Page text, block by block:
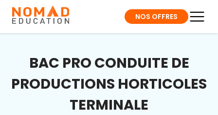
NOS OFFRES
BAC PRO CONDUITE DE
PRODUCTIONS HORTICOLES
TERMINALE